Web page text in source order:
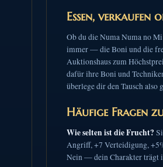
Essen, verkaufen
Ob du die Numa Numa no
immer — die Boni und die
Auktionshaus zum
dafür ihre Boni und
überlege dir den Tausch also
Häufige Fragen
Wie selten ist die Frucht?
Angriff, +7 Verteidigung,
Nein — dein Charakter trägt